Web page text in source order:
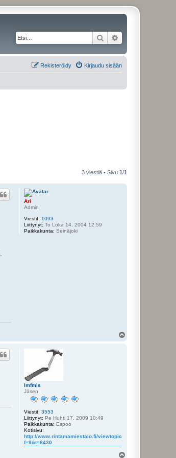
Etsi
Kirjaudu sisään
Rekisteröidy
3 viestiä • Sivu 1/1
Ari
Admin
Viestit: 1093
Liittynyt: To Loka 14, 2004 12:59
Paikkakunta: Seinäjoki
lmfmis
Jäsen
Viestit: 3553
Liittynyt: Pe Huhti 17, 2009 10:49
Paikkakunta: Espoo
Kotisivu:
http://www.rintamamiestalo.fi/viewtopic.php?
f=9&t=8430